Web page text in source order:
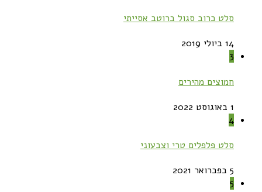
סלט כרוב סגול ברוטב אסייתי
14 ביולי 2019
3
חמוצים מהירים
1 באוגוסט 2022
4
סלט פלפלים טרי וצבעוני
5 בפברואר 2021
5